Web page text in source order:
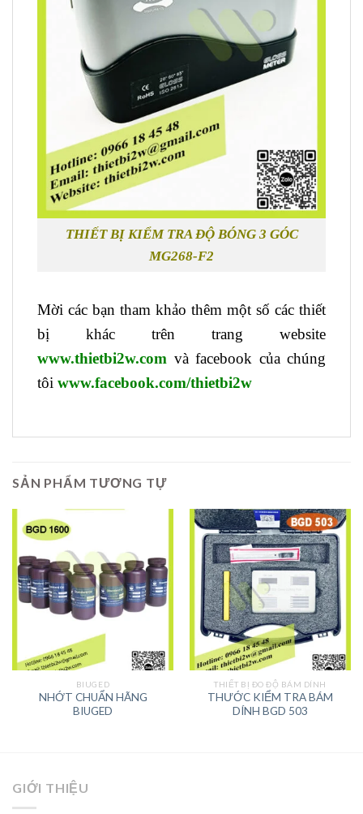
THIẾT BỊ KIỂM TRA ĐỘ BÓNG 3 GÓC
MG268-F2
Mời các bạn tham khảo thêm một số các thiết
bị khác trên trang website
www.thietbi2w.com và facebook của chúng
tôi www.facebook.com/thietbi2w
SẢN PHẨM TƯƠNG TỰ
BIUGED
NHỚT CHUẨN HÃNG
BIUGED
THIẾT BỊ ĐO ĐỘ BÁM DÍNH
THƯỚC KIỂM TRA BÁM
DÍNH BGD 503
GIỚI THIỆU